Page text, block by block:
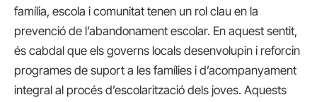
família, escola i comunitat tenen un rol clau en la
prevenció de l’abandonament escolar. En aquest sentit,
és cabdal que els governs locals desenvolupin i reforcin
programes de suport a les famílies i d’acompanyament
integral al procés d’escolarització dels joves. Aquests